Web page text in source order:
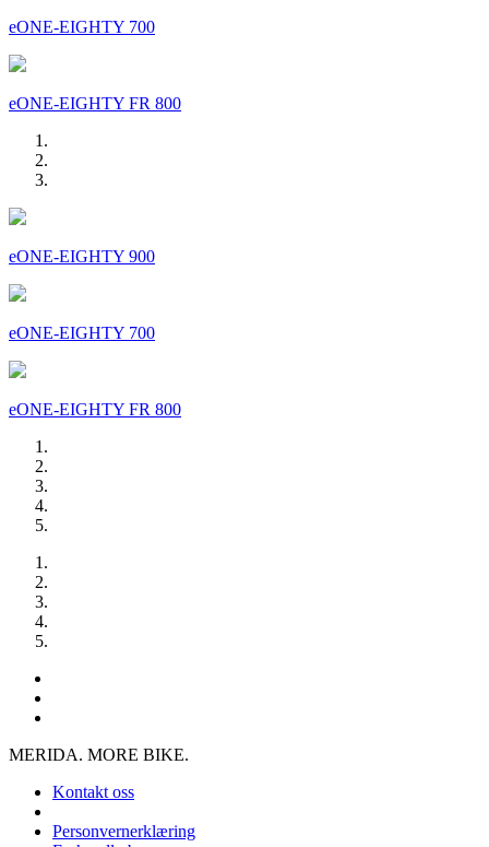
eONE-EIGHTY 700
eONE-EIGHTY FR 800
eONE-EIGHTY 900
eONE-EIGHTY 700
eONE-EIGHTY FR 800
MERIDA. MORE BIKE.
Kontakt oss
Personvernerklæring